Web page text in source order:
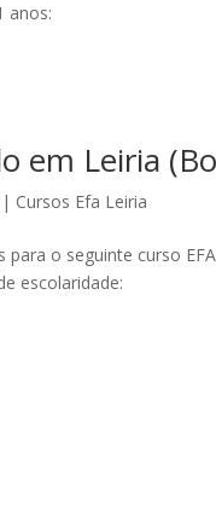
anos:
em Leiria
| Cursos Efa Leiria
para o seguinte curso
escolaridade: